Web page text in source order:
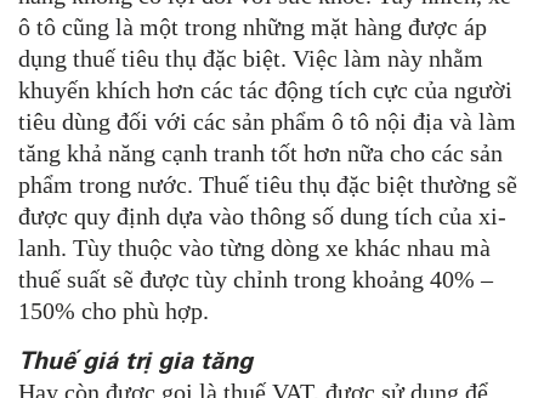
ô tô cũng là một trong những mặt hàng được áp
dụng thuế tiêu thụ đặc biệt. Việc làm này nhằm
khuyến khích hơn các tác động tích cực của người
tiêu dùng đối với các sản phẩm ô tô nội địa và làm
tăng khả năng cạnh tranh tốt hơn nữa cho các sản
phẩm trong nước. Thuế tiêu thụ đặc biệt thường sẽ
được quy định dựa vào thông số dung tích của xi-
lanh. Tùy thuộc vào từng dòng xe khác nhau mà
thuế suất sẽ được tùy chỉnh trong khoảng 40% –
150% cho phù hợp.
Thuế giá trị gia tăng
Hay còn được gọi là thuế VAT, được sử dụng để